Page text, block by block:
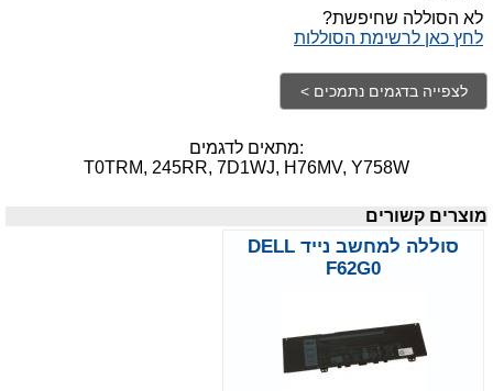
לא הסוללה שחיפשת?
לחץ כאן לרשימת הסוללות
מתאים לדגמים:
T0TRM, 245RR, 7D1WJ, H76MV, Y758W
מוצרים קשורים
סוללה למחשב נייד DELL
F62G0